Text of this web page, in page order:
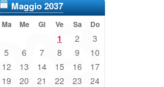
Maggio 2037
Ma Me Gi Ve Sa Do
1 2 3
5 6 7 8 9 10
12 13 14 15 16 17
19 20 21 22 23 24